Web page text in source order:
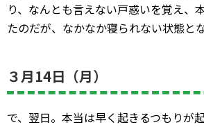
り、なんとも言えない戸惑いを覚え、
たのだが、なかなか寝られない状態と
３月14日（月）
で、翌日。本当は早く起きるつもりが